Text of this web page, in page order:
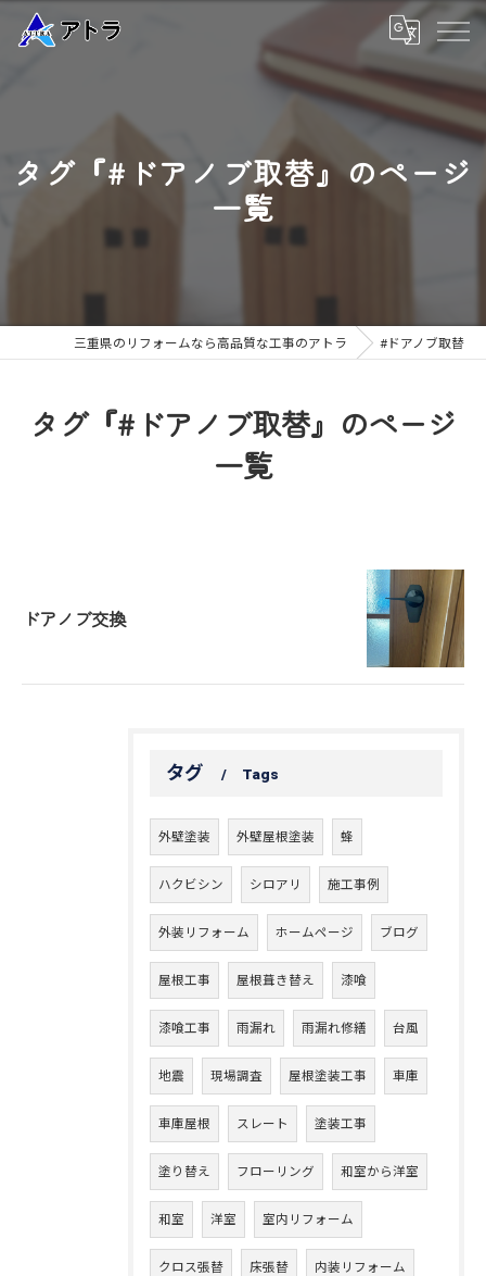
タグ『#ドアノブ取替』のページ
一覧
三重県のリフォームなら高品質な工事のアトラ #ドアノブ取替
タグ『#ドアノブ取替』のページ
一覧
ドアノブ交換
タグ Tags
外壁塗装 外壁屋根塗装 蜂
ハクビシン シロアリ 施工事例
外装リフォーム ホームページ ブログ
屋根工事 屋根葺き替え 漆喰
漆喰工事 雨漏れ 雨漏れ修繕 台風
地震 現場調査 屋根塗装工事 車庫
車庫屋根 スレート 塗装工事
塗り替え フローリング 和室から洋室
和室 洋室 室内リフォーム
クロス張替 床張替 内装リフォーム